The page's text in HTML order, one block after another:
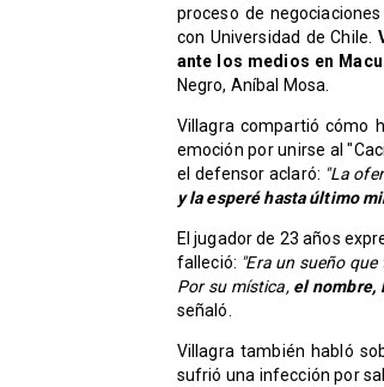
proceso de
con Universidad de Chile.
ante los medios en Macul
Negro, Aníbal Mosa.
Villagra compartió cómo
emoción por unirse al
el defensor aclaró: "La
y la esperé hasta último
El jugador de 23 años
falleció: "Era un sueño
Por su mística, el nombre,
señaló.
Villagra también habló
sufrió una infección por